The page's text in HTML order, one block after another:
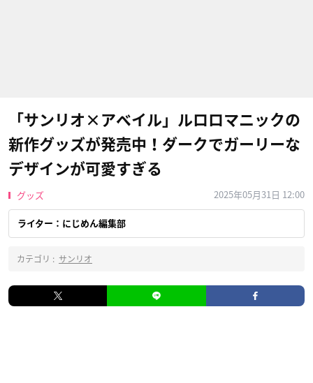
「サンリオ×アベイル」ルロロマニックの
新作グッズが発売中！ダークでガーリーな
デザインが可愛すぎる
グッズ 2025年05月31日 12:00
ライター：にじめん編集部
カテゴリ : サンリオ